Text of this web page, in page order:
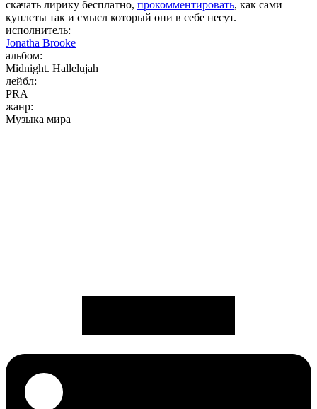
скачать лирику бесплатно, прокомментировать, как сами
куплеты так и смысл который они в себе несут.
исполнитель:
Jonatha Brooke
альбом:
Midnight. Hallelujah
лейбл:
PRA
жанр:
Музыка мира